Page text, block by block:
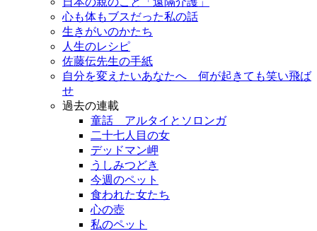
心も体もブスだった私の話
生きがいのかたち
人生のレシピ
佐藤伝先生の手紙
自分を変えたいあなたへ 何が起きても笑い飛ば
せ
過去の連載
童話 アルタイとソロンガ
二十七人目の女
デッドマン岬
うしみつどき
今週のペット
食われた女たち
心の壺
私のペット